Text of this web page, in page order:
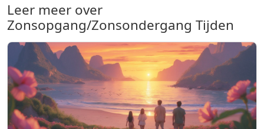
Leer meer over
Zonsopgang/Zonsondergang Tijden